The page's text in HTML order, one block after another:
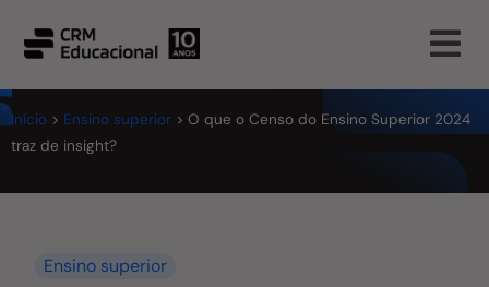
Início > Ensino superior > O que o Censo do Ensino Superior 2024
traz de insight?
Ensino superior